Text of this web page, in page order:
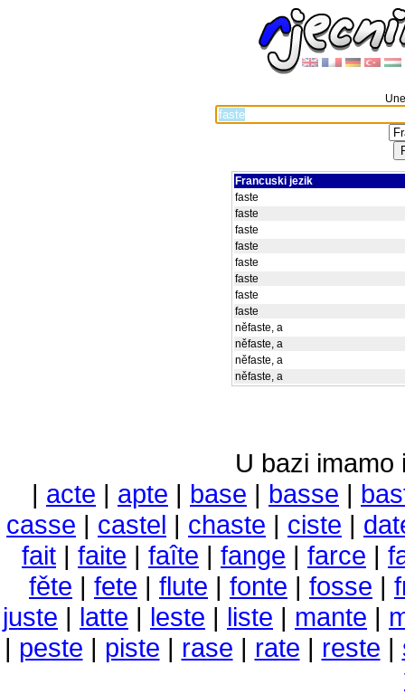
Francuski jezik
faste
faste
faste
faste
faste
faste
faste
faste
něfaste, a
něfaste, a
něfaste, a
něfaste, a
U bazi imamo
| acte | apte | base | basse |
casse | castel | chaste | ciste |
fait | faite | faîte | fange | farce |
fěte | fete | flute | fonte | fosse |
juste | latte | leste | liste | mante |
| peste | piste | rase | rate | reste |